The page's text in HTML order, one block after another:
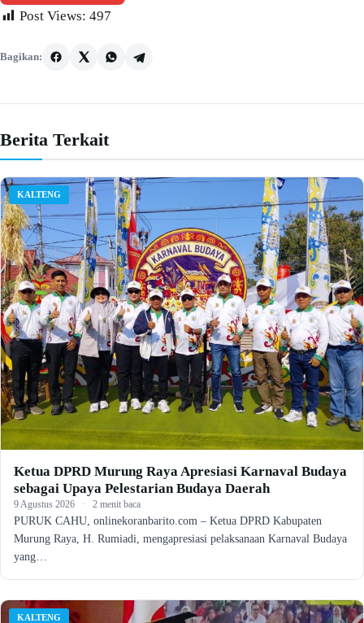
Post Views: 497
Bagikan:
Berita Terkait
KALTENG
Ketua DPRD Murung Raya Apresiasi Karnaval Budaya
sebagai Upaya Pelestarian Budaya Daerah
9 Agustus 2026 · 2 menit baca
PURUK CAHU, onlinekoranbarito.com – Ketua DPRD Kabupaten
Murung Raya, H. Rumiadi, mengapresiasi pelaksanaan Karnaval Budaya
yang…
KALTENG